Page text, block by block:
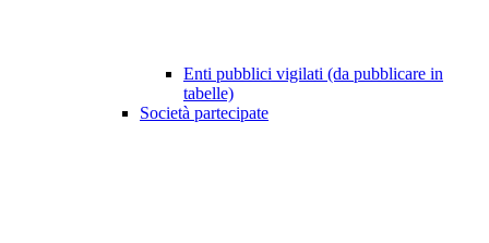
Enti pubblici vigilati (da pubblicare in
tabelle)
Società partecipate